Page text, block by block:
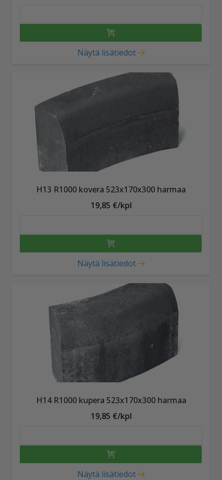
Näytä lisätiedot
H13 R1000 kovera 523x170x300 harmaa
19,85 €/kpl
Näytä lisätiedot
H14 R1000 kupera 523x170x300 harmaa
19,85 €/kpl
Näytä lisätiedot